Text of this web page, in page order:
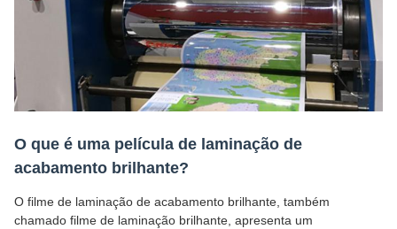
O que é uma película de laminação de
acabamento brilhante?
O filme de laminação de acabamento brilhante, também
chamado filme de laminação brilhante, apresenta um